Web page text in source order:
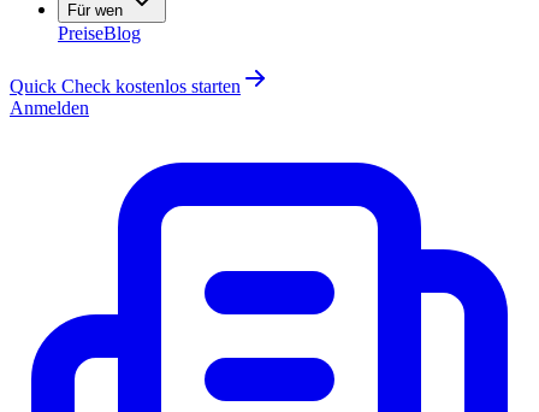
Für wen
PreiseBlog
Quick Check kostenlos starten
Anmelden